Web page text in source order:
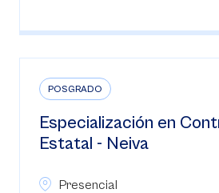
POSGRADO
Especialización en
Estatal - Neiva
Presencial